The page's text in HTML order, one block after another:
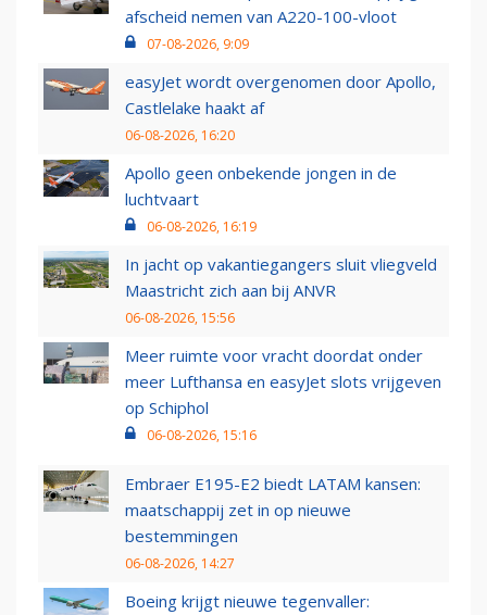
afscheid nemen van A220-100-vloot
07-08-2026, 9:09
easyJet wordt overgenomen door Apollo,
Castlelake haakt af
06-08-2026, 16:20
Apollo geen onbekende jongen in de
luchtvaart
06-08-2026, 16:19
In jacht op vakantiegangers sluit vliegveld
Maastricht zich aan bij ANVR
06-08-2026, 15:56
Meer ruimte voor vracht doordat onder
meer Lufthansa en easyJet slots vrijgeven
op Schiphol
06-08-2026, 15:16
Embraer E195-E2 biedt LATAM kansen:
maatschappij zet in op nieuwe
bestemmingen
06-08-2026, 14:27
Boeing krijgt nieuwe tegenvaller: